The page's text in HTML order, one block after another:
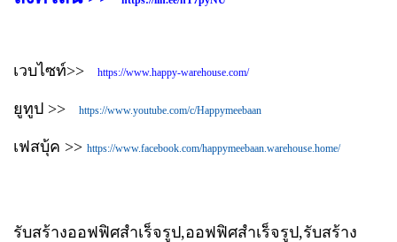
เวบไซท์>> https://www.happy-warehouse.com/
ยูทูป >> https://www.youtube.com/c/Happymeebaan
เฟสบุ้ค >> https://www.facebook.com/happymeebaan.warehouse.home/
รับสร้างออฟฟิศสำเร็จรูป,ออฟฟิศสำเร็จรูป,รับสร้าง